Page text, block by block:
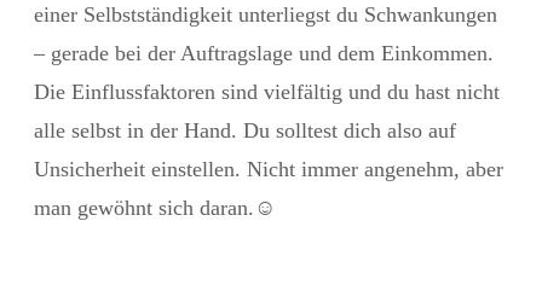
einer Selbstständigkeit unterliegst du Schwankungen
– gerade bei der Auftragslage und dem Einkommen.
Die Einflussfaktoren sind vielfältig und du hast nicht
alle selbst in der Hand. Du solltest dich also auf
Unsicherheit einstellen. Nicht immer angenehm, aber
man gewöhnt sich daran. ☺️